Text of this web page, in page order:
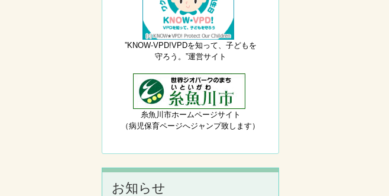
”KNOW-VPD!VPDを知って、子どもを
守ろう。”運営サイト
糸魚川市ホームページサイト
（病児保育ページへジャンプ致します）
お知らせ